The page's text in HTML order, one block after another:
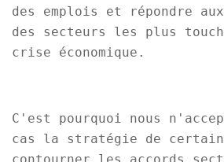
des emplois et répondre
des secteurs les plus
crise économique.
C'est pourquoi nous
cas la stratégie de